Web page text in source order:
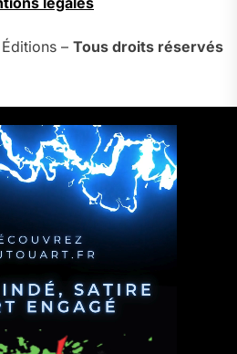
– Tous droits réservés